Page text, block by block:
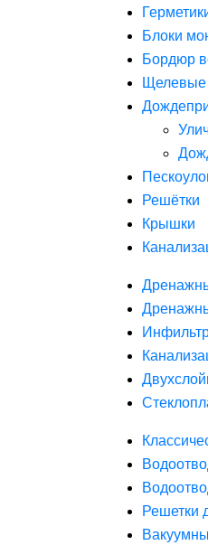
Блоки
Бордюр
Щелевые
Решётки
Крышки
Решетки